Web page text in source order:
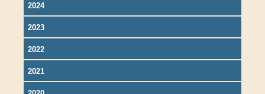
2024
2023
2022
2021